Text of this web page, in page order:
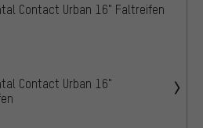
Contact Urban 16" Faltreifen
Contact Urban 16"